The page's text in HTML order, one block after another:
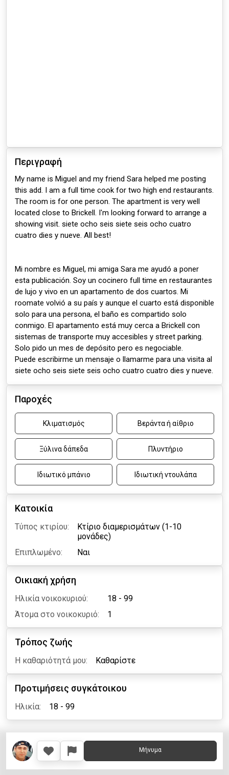
Περιγραφή
My name is Miguel and my friend Sara helped me posting
this add. I am a full time cook for two high end restaurants.
The room is for one person. The apartment is very well
located close to Brickell. I'm looking forward to arrange a
showing visit. siete ocho seis siete seis ocho cuatro
cuatro dies y nueve. All best!
Mi nombre es Miguel, mi amiga Sara me ayudó a poner
esta publicación. Soy un cocinero full time en restaurantes
de lujo y vivo en un apartamento de dos cuartos. Mi
roomate volvió a su país y aunque el cuarto está disponible
solo para una persona, el baño es compartido solo
conmigo. El apartamento está muy cerca a Brickell con
sistemas de transporte muy accesibles y street parking.
Solo pido un mes de depósito pero es negociable.
Puede escribirme un mensaje o llamarme para una visita al
siete ocho seis siete seis ocho cuatro cuatro dies y nueve.
Παροχές
Κλιματισμός Βεράντα ή αίθριο
Ξύλινα δάπεδα Πλυντήριο
Ιδιωτικό μπάνιο Ιδιωτική ντουλάπα
Κατοικία
Τύπος κτιρίου:
Κτίριο διαμερισμάτων (1-10
μονάδες)
Επιπλωμένο:
Ναι
Οικιακή χρήση
Ηλικία νοικοκυριού:
18 - 99
Άτομα στο νοικοκυριό:
1
Τρόπος ζωής
Η καθαριότητά μου: Καθαρίστε
Προτιμήσεις συγκάτοικου
Ηλικία: 18 - 99
Μήνυμα